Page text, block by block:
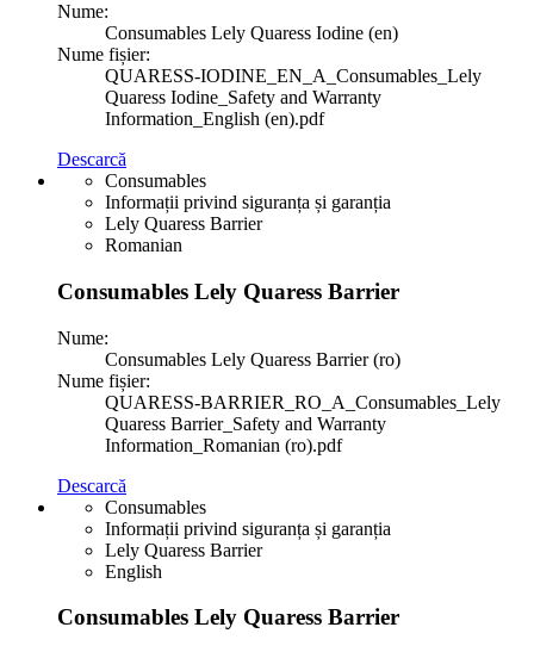
Nume:
Consumables Lely Quaress Iodine (en)
Nume fișier:
QUARESS-IODINE_EN_A_Consumables_Lely
Quaress Iodine_Safety and Warranty
Information_English (en).pdf
Descarcă
Consumables
Informații privind siguranța și garanția
Lely Quaress Barrier
Romanian
Consumables Lely Quaress Barrier
Nume:
Consumables Lely Quaress Barrier (ro)
Nume fișier:
QUARESS-BARRIER_RO_A_Consumables_Lely
Quaress Barrier_Safety and Warranty
Information_Romanian (ro).pdf
Descarcă
Consumables
Informații privind siguranța și garanția
Lely Quaress Barrier
English
Consumables Lely Quaress Barrier